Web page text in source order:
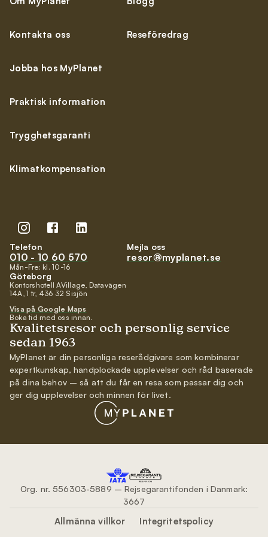
Telefon
010 - 10 60 570
Mån-Fre: kl. 10-16
Mejla oss
resor@myplanet.se
Kontakta oss
Jobba hos MyPlanet
Praktisk information
Trygghetsgaranti
Klimatkompensation
Reseföredrag
Kvalitetsresor och personlig service
sedan 1963
MyPlanet är din personliga reserådgivare som kombinerar
expertkunskap, handplockade upplevelser och råd baserade
på dina behov – så att du får en resa som passar dig och
ger dig upplevelser och minnen för livet.
Göteborg
Kontorshotell AVillage, Datavägen
14A, 1 tr, 436 32 Sisjön
Visa på Google Maps
Boka tid med oss innan.
Org. nr. 556303-5889 – Rejsegarantifonden i Danmark:
3667
Allmänna villkor Integritetspolicy